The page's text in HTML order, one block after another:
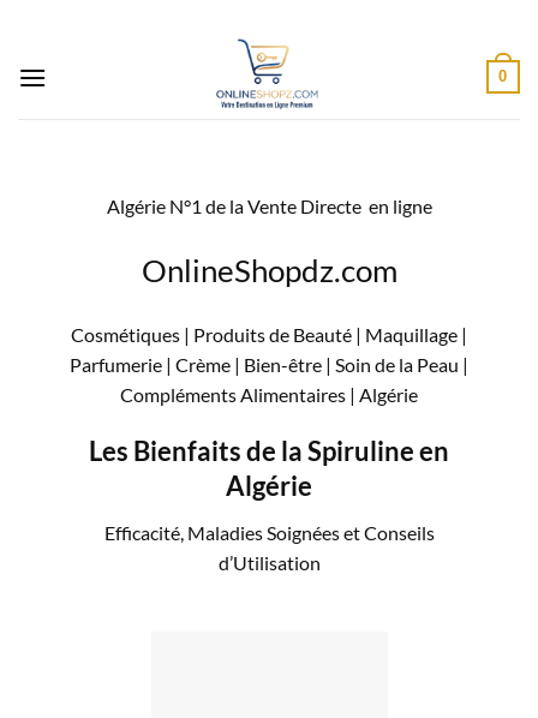
contenu
0
Algérie N°1 de la Vente Directe en ligne
OnlineShopdz.com
Cosmétiques | Produits de Beauté | Maquillage |
Parfumerie | Crème | Bien-être | Soin de la Peau |
Compléments Alimentaires | Algérie
Les Bienfaits de la Spiruline en
Algérie
Efficacité, Maladies Soignées et Conseils
d’Utilisation